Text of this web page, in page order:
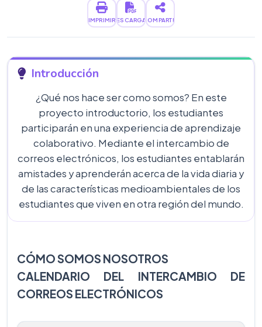
IMPRIMIRDESCARGARCOMPARTIR
Introducción
¿Qué nos hace ser como somos? En este
proyecto introductorio, los estudiantes
participarán en una experiencia de aprendizaje
colaborativo. Mediante el intercambio de
correos electrónicos, los estudiantes entablarán
amistades y aprenderán acerca de la vida diaria y
de las características medioambientales de los
estudiantes que viven en otra región del mundo.
CÓMO SOMOS NOSOTROS
CALENDARIO DEL INTERCAMBIO DE
CORREOS ELECTRÓNICOS